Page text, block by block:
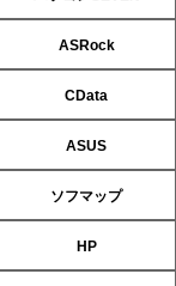
ASRock
CData
ASUS
ソフマップ
HP